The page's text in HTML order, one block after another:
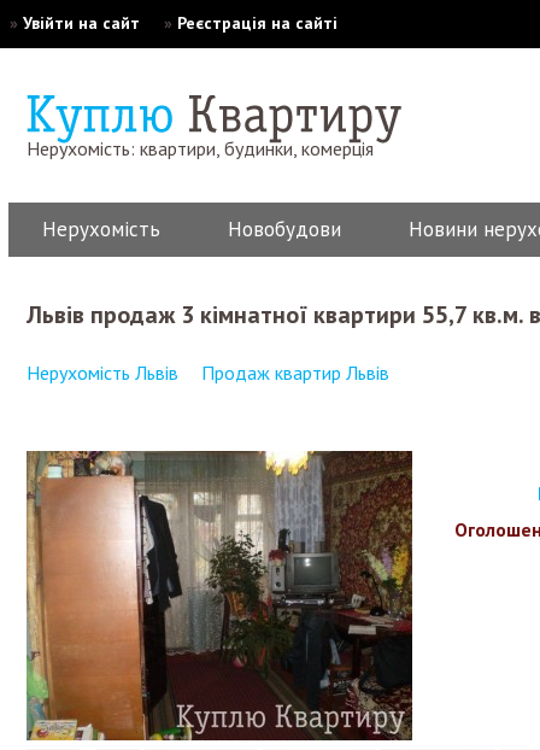
» Увійти на сайт » Реєстрація на сайті
Нерухомість: квартири, будинки, комерція
Нерухомість Новобудови Новини
Львів продаж 3 кімнатної квартири 55,7
Нерухомість Львів Продаж квартир Львів